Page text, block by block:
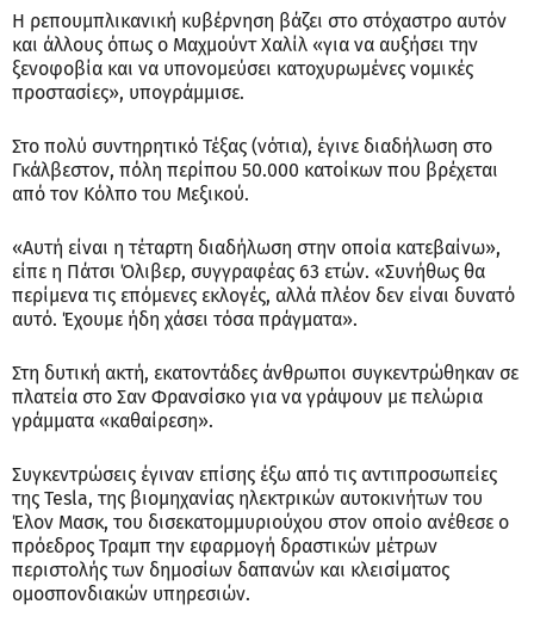
Η ρεπουμπλικανική κυβέρνηση βάζει στο στόχαστρο αυτόν
και άλλους όπως ο Μαχμούντ Χαλίλ «για να αυξήσει την
ξενοφοβία και να υπονομεύσει κατοχυρωμένες νομικές
προστασίες», υπογράμμισε.
Στο πολύ συντηρητικό Τέξας (νότια), έγινε διαδήλωση στο
Γκάλβεστον, πόλη περίπου 50.000 κατοίκων που βρέχεται
από τον Κόλπο του Μεξικού.
«Αυτή είναι η τέταρτη διαδήλωση στην οποία κατεβαίνω»,
είπε η Πάτσι Όλιβερ, συγγραφέας 63 ετών. «Συνήθως θα
περίμενα τις επόμενες εκλογές, αλλά πλέον δεν είναι δυνατό
αυτό. Έχουμε ήδη χάσει τόσα πράγματα».
Στη δυτική ακτή, εκατοντάδες άνθρωποι συγκεντρώθηκαν σε
πλατεία στο Σαν Φρανσίσκο για να γράψουν με πελώρια
γράμματα «καθαίρεση».
Συγκεντρώσεις έγιναν επίσης έξω από τις αντιπροσωπείες
της Tesla, της βιομηχανίας ηλεκτρικών αυτοκινήτων του
Έλον Μασκ, του δισεκατομμυριούχου στον οποίο ανέθεσε ο
πρόεδρος Τραμπ την εφαρμογή δραστικών μέτρων
περιστολής των δημοσίων δαπανών και κλεισίματος
ομοσπονδιακών υπηρεσιών.